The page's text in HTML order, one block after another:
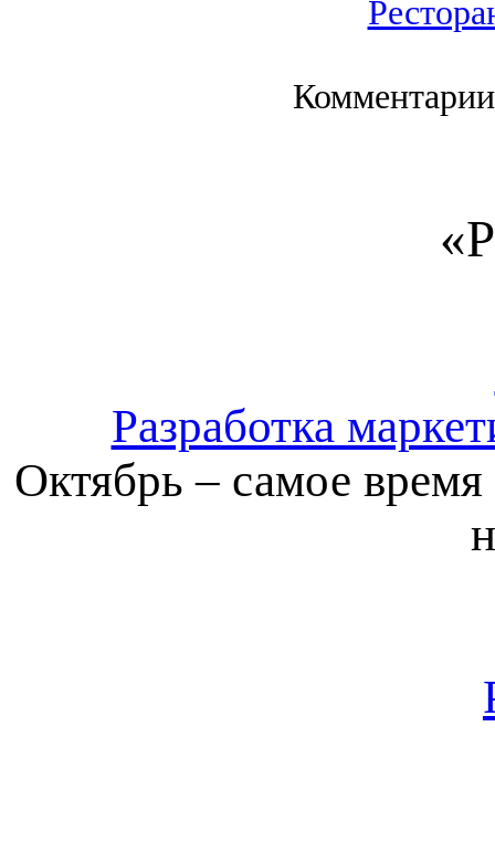
Разработка
Октябрь – самое